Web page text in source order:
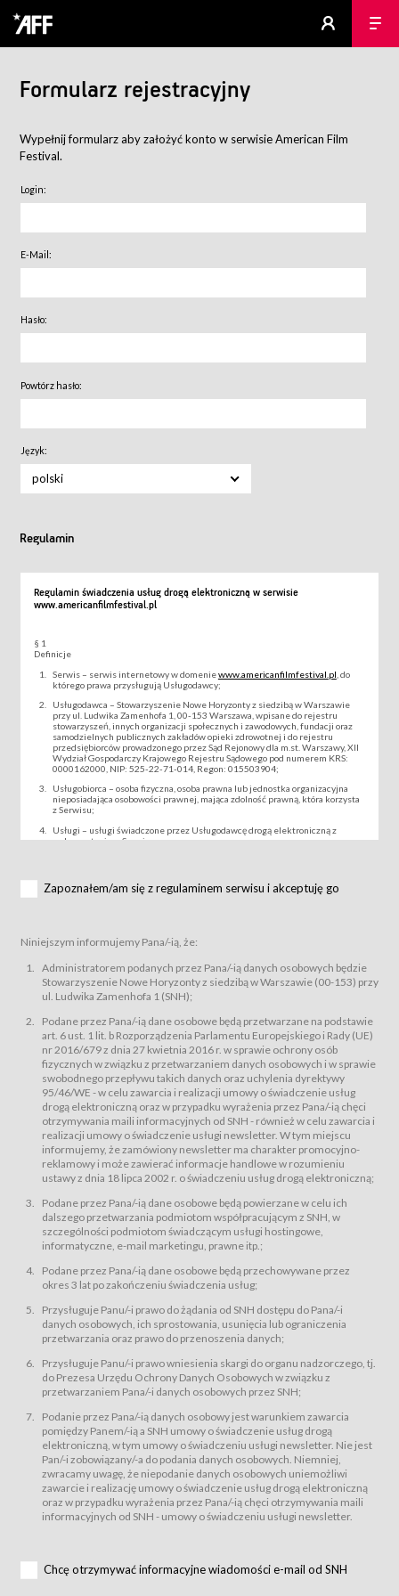
Formularz rejestracyjny
Wypełnij formularz aby założyć konto w serwisie American Film
Festival.
Login:
E-Mail:
Hasło:
Powtórz hasło:
Język:
polski
Regulamin
Regulamin świadczenia usług drogą elektroniczną w serwisie
www.americanfilmfestival.pl
§ 1
Definicje
Serwis – serwis internetowy w domeniewww.americanfilmfestival.pl , do
którego prawa przysługują Usługodawcy;
Usługodawca – Stowarzyszenie Nowe Horyzonty z siedzibą w Warszawie
przy ul. Ludwika Zamenhofa 1, 00-153 Warszawa, wpisane do rejestru
stowarzyszeń, innych organizacji społecznych i zawodowych, fundacji oraz
samodzielnych publicznych zakładów opieki zdrowotnej i do rejestru
przedsiębiorców prowadzonego przez Sąd Rejonowy dla m.st. Warszawy, XII
Wydział Gospodarczy Krajowego Rejestru Sądowego pod numerem KRS:
0000162000, NIP: 525-22-71-014, Regon: 015503904;
Usługobiorca – osoba fizyczna, osoba prawna lub jednostka organizacyjna
nieposiadająca osobowości prawnej, mająca zdolność prawną, która korzysta
z Serwisu;
Usługi – usługi świadczone przez Usługodawcę drogą elektroniczną z
wykorzystaniem Serwisu;
za pośrednictwem Serwisu;
podmiotom z branży mediów i filmowej (Akredytacje);
Bilety – wybrane dokumenty potwierdzające zawarcie umowy z
Usługodawcą i uprawniające do wzięcia udziału w Wydarzeniu,
przewidziane przez Usługodawcę dla danego Wydarzenia, tj. uprawniające
do uczestnictwa w wielu albo w pojedynczych seansach filmowych,
Sklep – sklep internetowy prowadzony przez Usługodawcę w Serwisie;
Regulamin – niniejszy regulamin.
§ 2
Postanowienia ogólne
Regulamin określa zasady:
świadczenia Usługobiorcom Usług przez Usługodawcę, z
zastrzeżeniem usług, o których mowa w ust. 2 pkt. 4 i 5 poniżej, których
zasady świadczenia precyzują odrębne regulaminy,
przetwarzania przez Usługodawcę danych osobowych Usługobiorców
będących osobami fizycznymi.
świadczy Usługi drogą elektroniczną w rozumieniu ustawy z dnia 18 lipca
2002 r. o świadczeniu usług drogą elektroniczną (Dz.U. z 2002 r., Nr 144, poz.
1204, z późń. zm.). Usługi świadczone są nieodpłatnie.
usługę przeglądania i odczytywania przez Usługobiorców materiałów
zamieszczanych w Serwisie,
usługę utrzymywania konta użytkownika w Serwisie,
usługę newsletter,
usługę zawierania na odległość umów nabycia Karnetów i Biletów,
usługę zawierania na odległość umów sprzedaży w Sklepie.
dnia 18 lipca 2002 r. o świadczeniu usług drogą elektroniczną (Dz.U. z 2002
r., Nr 144, poz. 1204, z późń. zm.). Usługi świadczone są nieodpłatnie.
Na zasadach określonych w Regulaminie dostęp do Serwisu jest otwarty dla
Usługobiorca przed rozpoczęciem korzystania z Serwisu jest zobowiązany
zapoznać się z Regulaminem. Założenie konta w Serwisie oraz zamówienie
usługi newsletter za pośrednictwem przeznaczonego do tego formularza
zamieszczonego na stronach Serwisu dostępnych dla wszystkich
Usługobiorców wymaga akceptacji postanowień Regulaminu.
Usługobiorca zobowiązany jest do przestrzegania postanowień Regulaminu
od chwili rozpoczęcia korzystania z Serwisu.
Regulamin jest udostępniony Usługobiorcom nieodpłatnie za
Warunki techniczne korzystania z Usług
Zapoznałem/am się z regulaminem serwisu i akceptuję go
Niniejszym informujemy Pana/-ią, że:
Administratorem podanych przez Pana/-ią danych osobowych będzie
Stowarzyszenie Nowe Horyzonty z siedzibą w Warszawie (00-153) przy
ul. Ludwika Zamenhofa 1 (SNH);
Podane przez Pana/-ią dane osobowe będą przetwarzane na podstawie
art. 6 ust. 1 lit. b Rozporządzenia Parlamentu Europejskiego i Rady (UE)
nr 2016/679 z dnia 27 kwietnia 2016 r. w sprawie ochrony osób
fizycznych w związku z przetwarzaniem danych osobowych i w sprawie
swobodnego przepływu takich danych oraz uchylenia dyrektywy
95/46/WE - w celu zawarcia i realizacji umowy o świadczenie usług
drogą elektroniczną oraz w przypadku wyrażenia przez Pana/-ią chęci
otrzymywania maili informacyjnych od SNH - również w celu zawarcia i
realizacji umowy o świadczenie usługi newsletter. W tym miejscu
informujemy, że zamówiony newsletter ma charakter promocyjno-
reklamowy i może zawierać informacje handlowe w rozumieniu
ustawy z dnia 18 lipca 2002 r. o świadczeniu usług drogą elektroniczną;
Podane przez Pana/-ią dane osobowe będą powierzane w celu ich
dalszego przetwarzania podmiotom współpracującym z SNH, w
szczególności podmiotom świadczącym usługi hostingowe,
informatyczne, e-mail marketingu, prawne itp.;
Podane przez Pana/-ią dane osobowe będą przechowywane przez
okres 3 lat po zakończeniu świadczenia usług;
Przysługuje Panu/-i prawo do żądania od SNH dostępu do Pana/-i
danych osobowych, ich sprostowania, usunięcia lub ograniczenia
przetwarzania oraz prawo do przenoszenia danych;
Przysługuje Panu/-i prawo wniesienia skargi do organu nadzorczego, tj.
do Prezesa Urzędu Ochrony Danych Osobowych w związku z
przetwarzaniem Pana/-i danych osobowych przez SNH;
Podanie przez Pana/-ią danych osobowy jest warunkiem zawarcia
pomiędzy Panem/-ią a SNH umowy o świadczenie usług drogą
elektroniczną, w tym umowy o świadczeniu usługi newsletter. Nie jest
Pan/-i zobowiązany/-a do podania danych osobowych. Niemniej,
zwracamy uwagę, że niepodanie danych osobowych uniemożliwi
zawarcie i realizację umowy o świadczenie usług drogą elektroniczną
oraz w przypadku wyrażenia przez Pana/-ią chęci otrzymywania maili
informacyjnych od SNH - umowy o świadczeniu usługi newsletter.
Chcę otrzymywać informacyjne wiadomości e-mail od SNH